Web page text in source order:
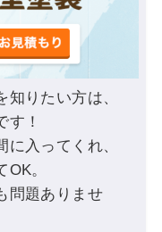
りたい方は、
す！
入ってくれ、
。
問題ありませ